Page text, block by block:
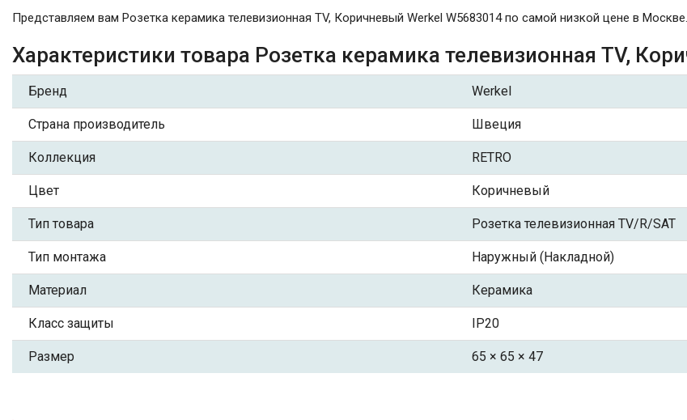
Представляем вам Розетка керамика телевизионная TV, Коричневый Werkel W5683014 по самой низкой цене в Москве.
Характеристики товара Розетка керамика телевизионная TV,
Бренд Werkel
Страна производитель Швеция
Коллекция RETRO
Цвет Коричневый
Тип товара Розетка телевизионная TV/R/SAT
Тип монтажа Наружный (Накладной)
Материал Керамика
Класс защиты IP20
Размер 65 × 65 × 47